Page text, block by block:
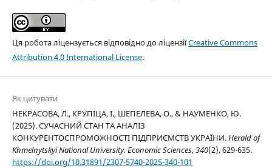
Ця робота ліцензується відповідно до ліцензіїCreative Commons
Attribution 4.0 International License.
Як цитувати
НЕКРАСОВА, Л., КРУПІЦА, І., ШЕПЕЛЕВА, О., & НАУМЕНКО, Ю.
(2025). СУЧАСНИЙ СТАН ТА АНАЛІЗ
КОНКУРЕНТОСПРОМОЖНОСТІ ПІДПРИЄМСТВ УКРАЇНИ.Herald of
Khmelnytskyi National University. Economic Sciences,340(2), 629-635.
https://doi.org/10.31891/2307-5740-2025-340-101